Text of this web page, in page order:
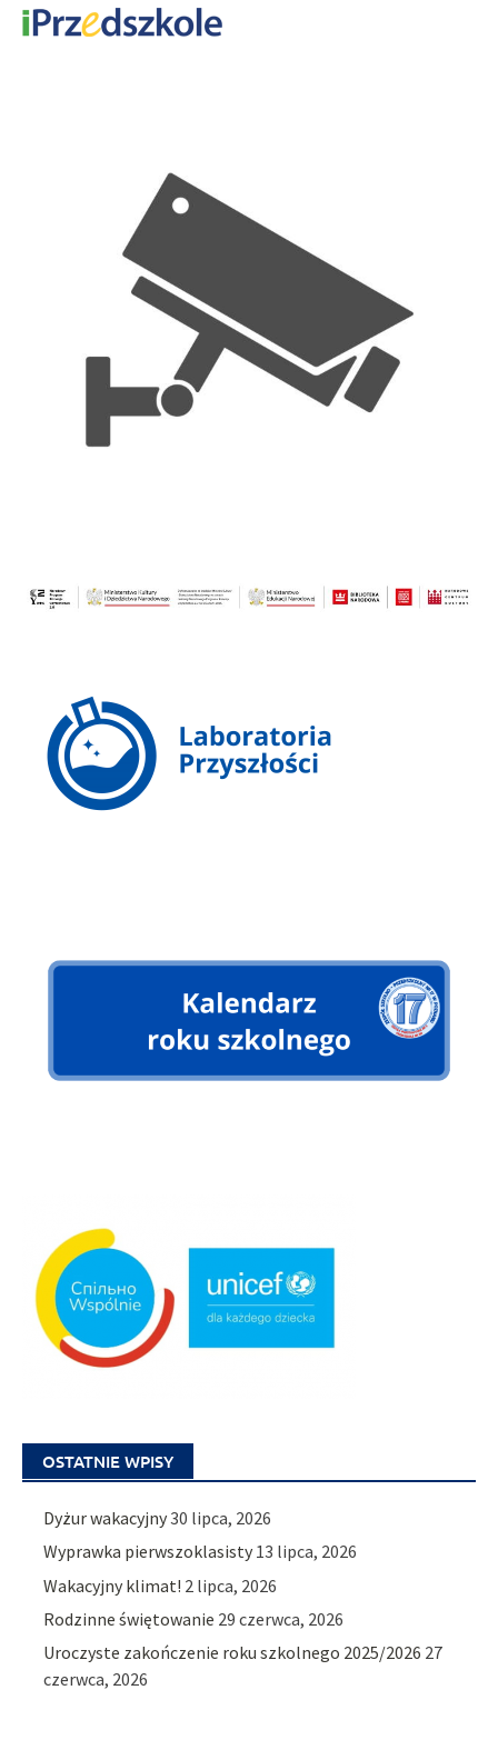
OSTATNIE WPISY
Dyżur wakacyjny30 lipca, 2026
Wyprawka pierwszoklasisty 13 lipca, 2026
Wakacyjny klimat! 2 lipca, 2026
Rodzinne świętowanie 29 czerwca, 2026
Uroczyste zakończenie roku szkolnego 2025/2026 27
czerwca, 2026